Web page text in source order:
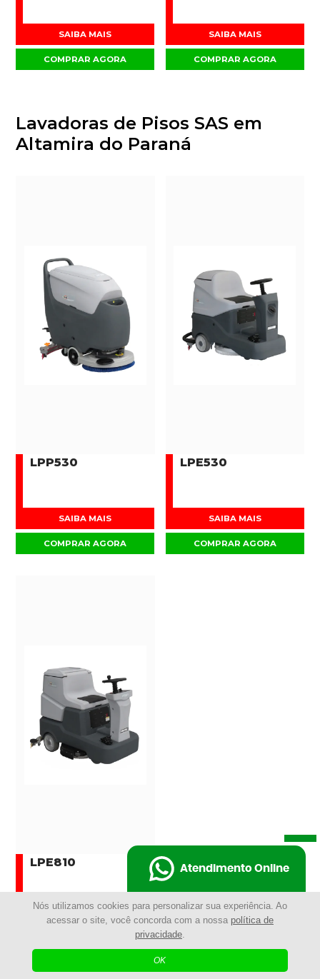
Nós utilizamos cookies para personalizar sua experiência. Ao
acessar o site, você concorda com a nossa política de
privacidade.
OK
SAIBA MAIS
COMPRAR AGORA
SAIBA MAIS
COMPRAR AGORA
Lavadoras de Pisos SAS em
Altamira do Paraná
LPP530
SAIBA MAIS
COMPRAR AGORA
LPE530
SAIBA MAIS
COMPRAR AGORA
LPE810
SAIBA MAIS
Atendimento Online